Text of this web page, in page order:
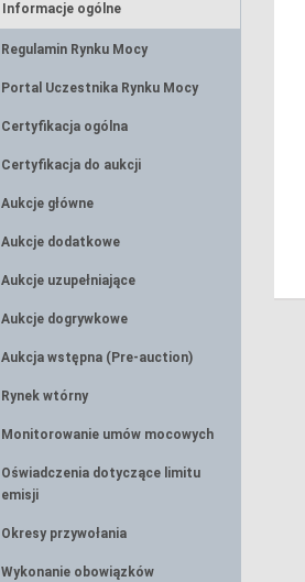
Informacje ogólne
Regulamin Rynku Mocy
Portal Uczestnika Rynku Mocy
Certyfikacja ogólna
Certyfikacja do aukcji
Aukcje główne
Aukcje dodatkowe
Aukcje uzupełniające
Aukcje dogrywkowe
Aukcja wstępna (Pre-auction)
Rynek wtórny
Monitorowanie umów mocowych
Oświadczenia dotyczące limitu
emisji
Okresy przywołania
Wykonanie obowiązków